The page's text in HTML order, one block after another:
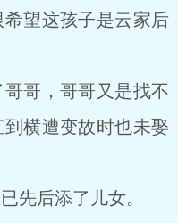
望这孩子是云家后
哥，哥哥又是找不
横遭变故时也未娶
先后添了儿女。